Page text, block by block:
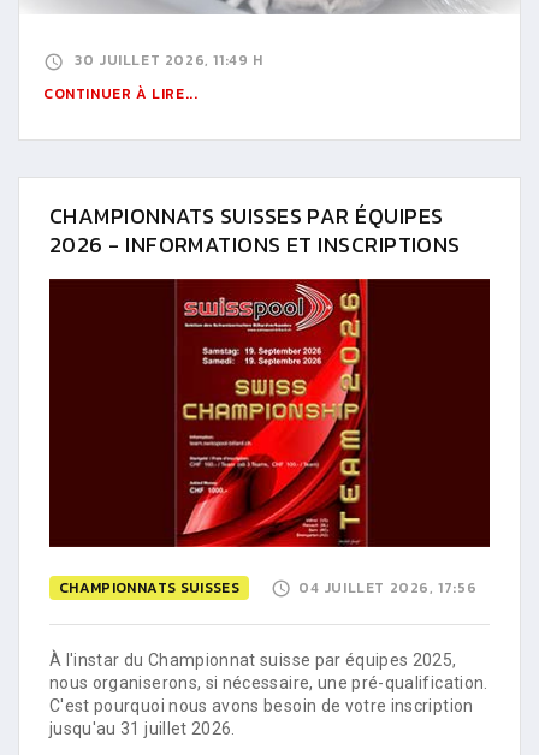
30 JUILLET 2026, 11:49 H
CONTINUER À LIRE...
CHAMPIONNATS SUISSES PAR ÉQUIPES
2026 - INFORMATIONS ET INSCRIPTIONS
CHAMPIONNATS SUISSES 04 JUILLET 2026, 17:56
À l'instar du Championnat suisse par équipes 2025,
nous organiserons, si nécessaire, une pré-qualification.
C'est pourquoi nous avons besoin de votre inscription
jusqu'au 31 juillet 2026.